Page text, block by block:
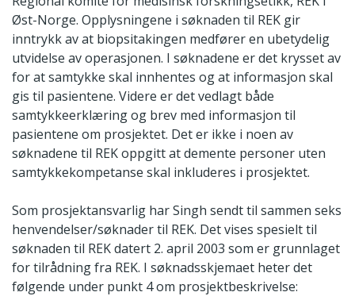
Øst-Norge. Opplysningene i søknaden til REK gir
inntrykk av at biopsitakingen medfører en ubetydelig
utvidelse av operasjonen. I søknadene er det krysset av
for at samtykke skal innhentes og at informasjon skal
gis til pasientene. Videre er det vedlagt både
samtykkeerklæring og brev med informasjon til
pasientene om prosjektet. Det er ikke i noen av
søknadene til REK oppgitt at demente personer uten
samtykkekompetanse skal inkluderes i prosjektet.
Som prosjektansvarlig har Singh sendt til sammen seks
henvendelser/søknader til REK. Det vises spesielt til
søknaden til REK datert 2. april 2003 som er grunnlaget
for tilrådning fra REK. I søknadsskjemaet heter det
følgende under punkt 4 om prosjektbeskrivelse: